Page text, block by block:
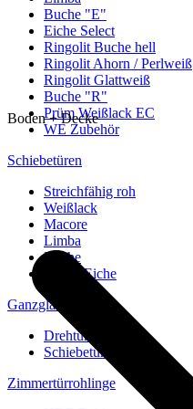
Buche "E"
Eiche Select
Ringolit Buche hell
Ringolit Ahorn / Perlweiß
Ringolit Glattweiß
Buche "R"
Prüm Weißlack EC
WE Zubehör
Schiebetüren
Streichfähig roh
Weißlack
Macore
Limba
Buche
europ. Eiche
Ganzglastüren
Drehtüren
Schiebetüren
Zimmertürrohlinge
Boden + Decke